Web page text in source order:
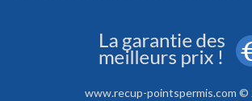
www.recup-pointspermis.com ©